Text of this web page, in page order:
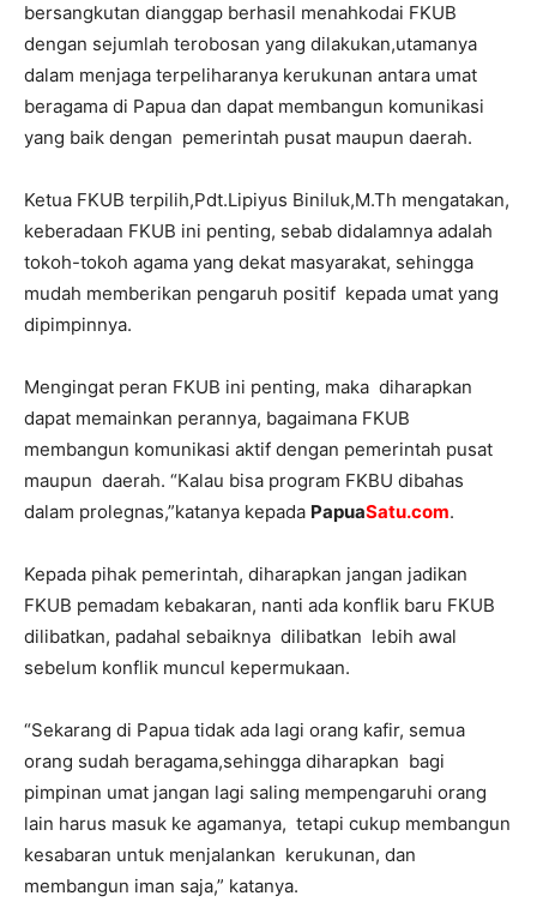
bersangkutan dianggap berhasil menahkodai FKUB
dengan sejumlah terobosan yang dilakukan,utamanya
dalam menjaga terpeliharanya kerukunan antara umat
beragama di Papua dan dapat membangun komunikasi
yang baik dengan pemerintah pusat maupun daerah.
Ketua FKUB terpilih,Pdt.Lipiyus Biniluk,M.Th mengatakan,
keberadaan FKUB ini penting, sebab didalamnya adalah
tokoh-tokoh agama yang dekat masyarakat, sehingga
mudah memberikan pengaruh positif kepada umat yang
dipimpinnya.
Mengingat peran FKUB ini penting, maka diharapkan
dapat memainkan perannya, bagaimana FKUB
membangun komunikasi aktif dengan pemerintah pusat
maupun daerah. “Kalau bisa program FKBU dibahas
dalam prolegnas,”katanya kepada PapuaSatu.com.
Kepada pihak pemerintah, diharapkan jangan jadikan
FKUB pemadam kebakaran, nanti ada konflik baru FKUB
dilibatkan, padahal sebaiknya dilibatkan lebih awal
sebelum konflik muncul kepermukaan.
“Sekarang di Papua tidak ada lagi orang kafir, semua
orang sudah beragama,sehingga diharapkan bagi
pimpinan umat jangan lagi saling mempengaruhi orang
lain harus masuk ke agamanya, tetapi cukup membangun
kesabaran untuk menjalankan kerukunan, dan
membangun iman saja,” katanya.